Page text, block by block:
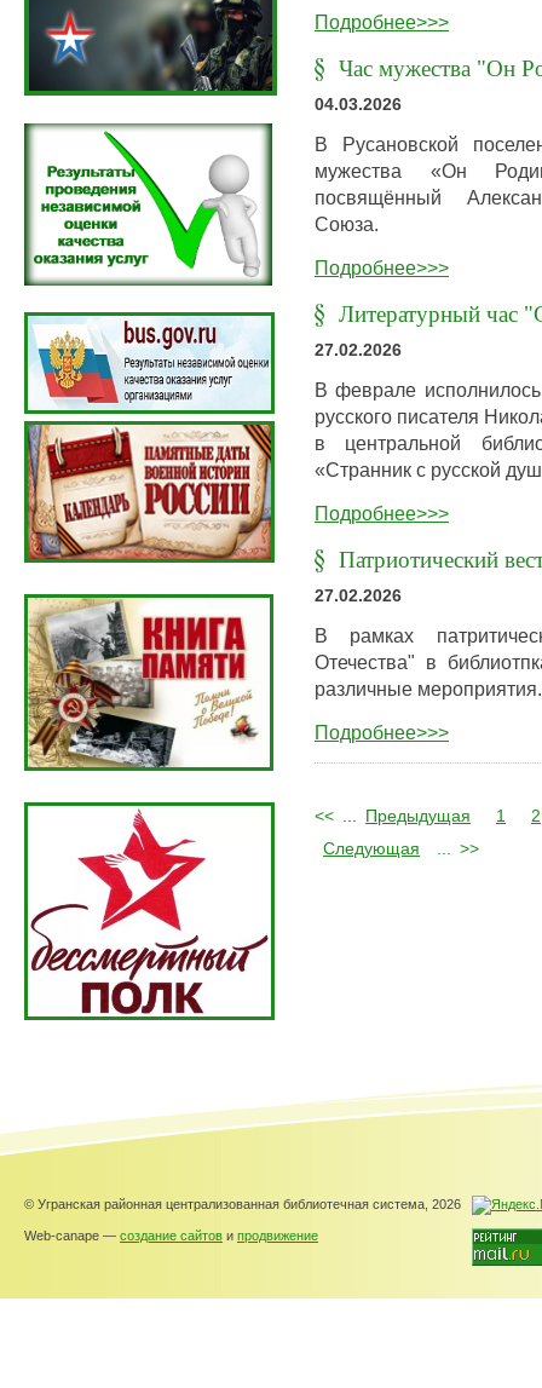
Подробнее>>>
Час мужества "Он
04.03.2026
В Русановской
мужества «Он
посвящённый
Союза.
Подробнее>>>
Литературный час
27.02.2026
В феврале
русского писателя
в центральной
«Странник с русской
Подробнее>>>
Патриотический
27.02.2026
В рамках
Отечества" в
различные мероприятия.
Подробнее>>>
<< Предыдущая 1
2
Следующая
>>
© Угранская районная централизованная библиотечная система, 2026
Web-canape — создание сайтов и продвижение